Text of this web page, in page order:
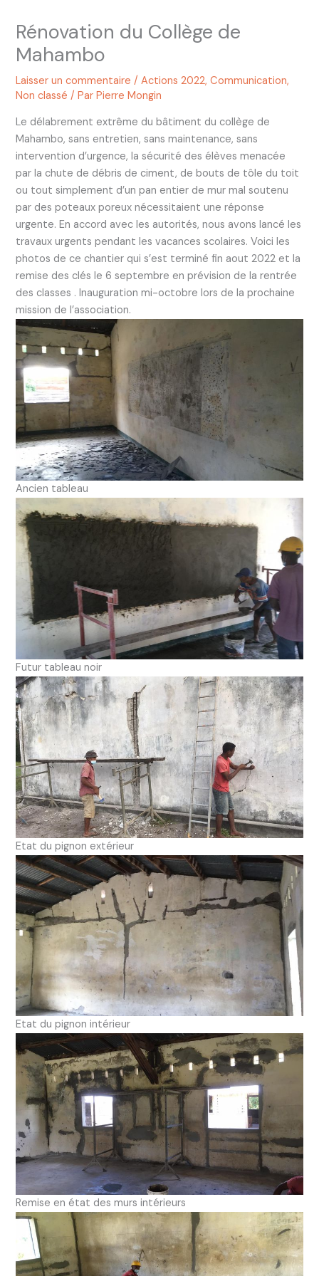
Rénovation du Collège de
Mahambo
Laisser un commentaire /Actions 2022,Communication,
Non classé / ParPierre Mongin
Le délabrement extrême du bâtiment du collège de
Mahambo, sans entretien, sans maintenance, sans
intervention d’urgence, la sécurité des élèves menacée
par la chute de débris de ciment, de bouts de tôle du toit
ou tout simplement d’un pan entier de mur mal soutenu
par des poteaux poreux nécessitaient une réponse
urgente. En accord avec les autorités, nous avons lancé les
travaux urgents pendant les vacances scolaires. Voici les
photos de ce chantier qui s’est terminé fin aout 2022 et la
remise des clés le 6 septembre en prévision de la rentrée
des classes . Inauguration mi-octobre lors de la prochaine
mission de l’association.
Ancien tableau
Futur tableau noir
Etat du pignon extérieur
Etat du pignon intérieur
Remise en état des murs intérieurs